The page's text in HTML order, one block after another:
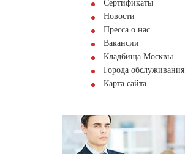
Сертификаты
Новости
Пресса о нас
Вакансии
Кладбища Москвы
Города обслуживания
Карта сайта